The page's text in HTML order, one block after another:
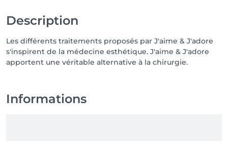
Description
Les différents traitements proposés par J'aime & J'adore
s'inspirent de la médecine esthétique. J'aime & J'adore
apportent une véritable alternative à la chirurgie.
Informations